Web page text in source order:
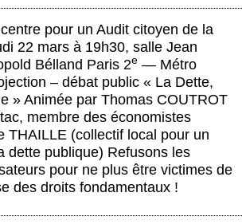
pour un Audit citoyen de la
22 mars à 19h30, salle Jean
Bélland Paris 2e — Métro
– débat public « La Dette,
» Animée par Thomas COUTROT
membre des économistes
THAILLE (collectif local pour un
dette publique) Refusons les
pour ne plus être victimes de
des droits fondamentaux !